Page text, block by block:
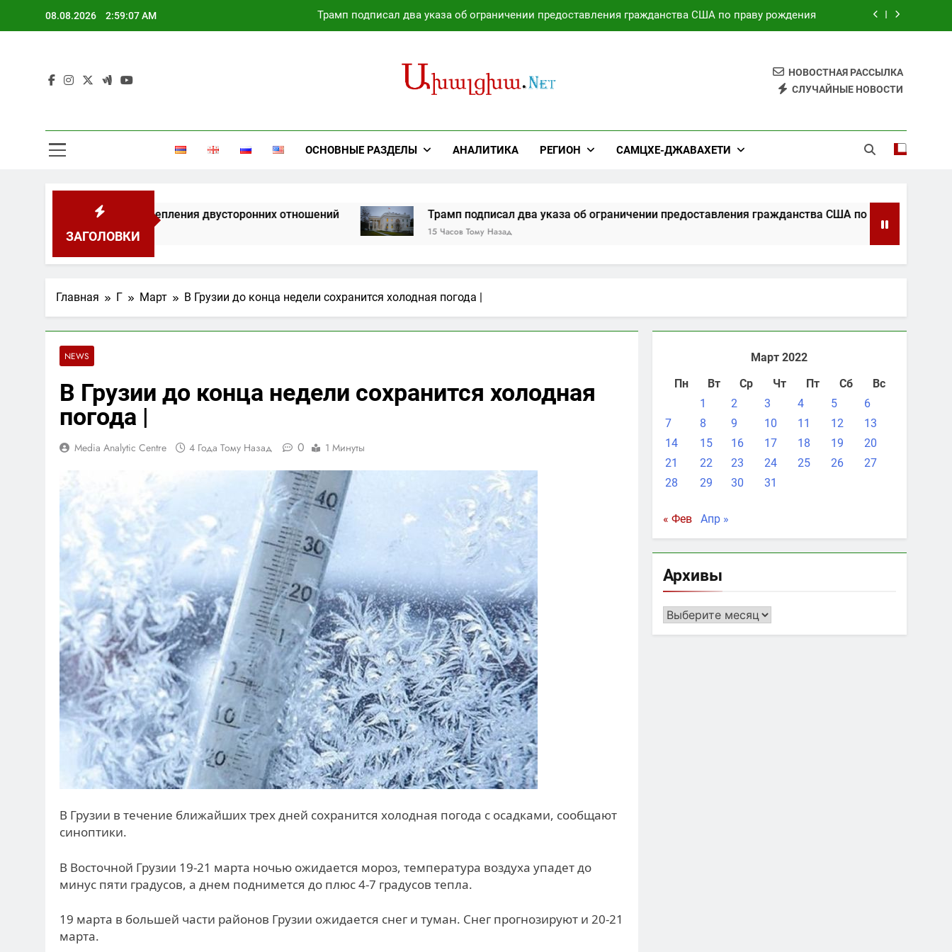
08.08.2026 2:59:08 AM Трамп подписал два указа об ограничении предоставления гражданства США по праву рождения
Украина работает над созданием собственной баллистической ракеты и противоракетной
системы: Зеленский
системы: Зеленский
НОВОСТНАЯ РАССЫЛКА
СЛУЧАЙНЫЕ НОВОСТИ
ОСНОВНЫЕ РАЗДЕЛЫ АНАЛИТИКА РЕГИОН САМЦХЕ-ДЖАВАХЕТИ
ЗАГОЛОВКИ
перспективы укрепления двусторонних отношений Трамп подписал два указа об ограничении предоставления гражданства США по праву рождения
15 Часов Тому Назад
Главная Г Март В Грузии до конца недели сохранится холодная погода |
NEWS
В Грузии до конца недели сохранится холодная
погода |
Media Analytic Centre 4 Года Тому Назад 0 1 Минуты
В Грузии в течение ближайших трех дней сохранится холодная погода с осадками, сообщают
синоптики.
В Восточной Грузии 19-21 марта ночью ожидается мороз, температура воздуха упадет до
минус пяти градусов, а днем поднимется до плюс 4-7 градусов тепла.
19 марта в большей части районов Грузии ожидается снег и туман. Снег прогнозируют и 20-21
марта.
Март 2022
Пн
Вт Ср Чт Пт Сб
Вс
1
2 3 4 5
6
7
8 9 10 11 12
13
14
15 16 17 18 19
20
21
22 23 24 25 26
27
28
29 30 31
« Фев Апр »
Архивы
Архивы